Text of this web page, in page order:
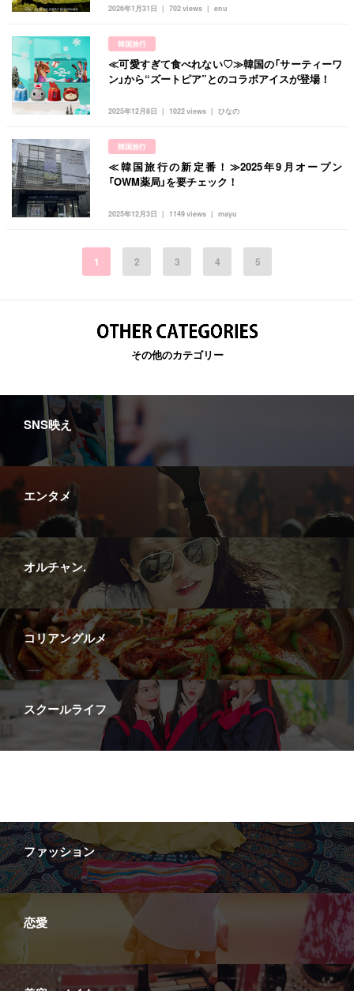
2026年1月31日 enu
702 views
韓国旅行
2025年12月8日 ひなの
1022 views
≪可愛すぎて食べれない♡≫韓国の「サーティーワ
ン」から“ズートピア”とのコラボアイスが登場！
韓国旅行
2025年12月3日 mayu
1149 views
≪韓国旅行の新定番！≫2025年9月オープン
「OWM薬局」を要チェック！
1 2 3 4 5
その他のカテゴリー
SNS映え
エンタメ
オルチャン.
コリアングルメ
スクールライフ
ファッション
恋愛